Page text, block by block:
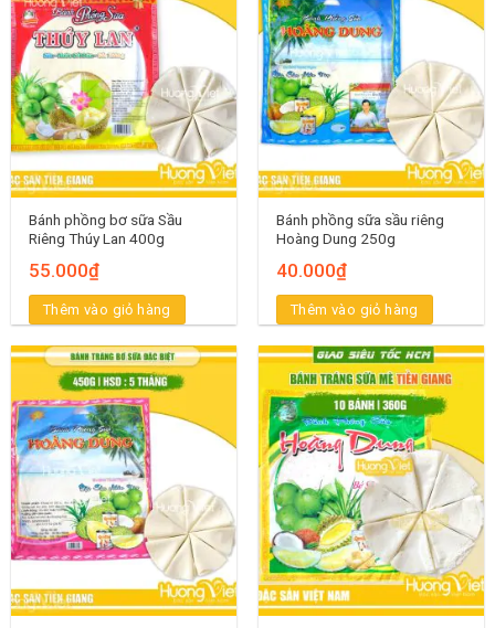
Bánh phồng bơ sữa Sầu
Riêng Thúy Lan 400g
55.000₫
Thêm vào giỏ hàng
Bánh phồng sữa sầu riêng
Hoàng Dung 250g
40.000₫
Thêm vào giỏ hàng